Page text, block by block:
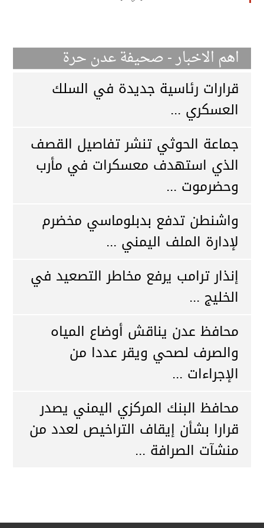
اهم الاخبار - صحيفة عدن حرة
قرارات رئاسية جديدة في السلك
العسكري ...
جماعة الحوثي تنشر تفاصيل القصف
الذي استهدف معسكرات في مأرب
وحضرموت ...
واشنطن تدفع بدبلوماسي مخضرم
لإدارة الملف اليمني ...
إنذار ترامب يرفع مخاطر التصعيد في
الخليج ...
محافظ عدن يناقش أوضاع المياه
والصرف لصحي ويقر عددا من
الإجراءات ...
محافظ البنك المركزي اليمني يصدر
قرارا بشأن إيقاف التراخيص لعدد من
منشآت الصرافة ...